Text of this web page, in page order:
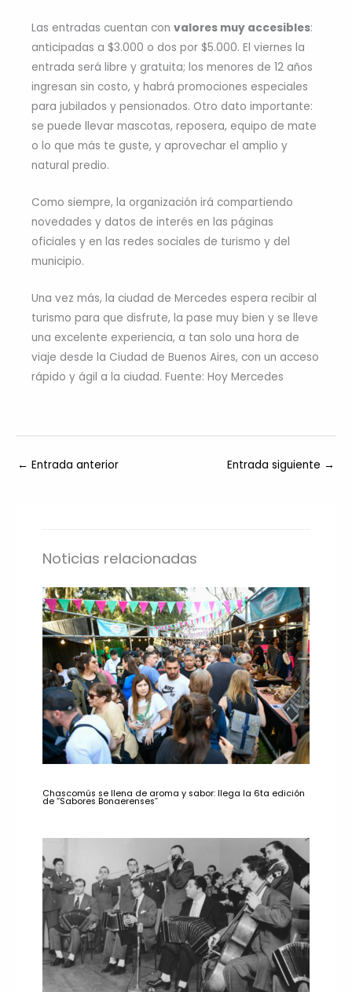
Las entradas cuentan con valores muy accesibles:
anticipadas a $3.000 o dos por $5.000. El viernes la
entrada será libre y gratuita; los menores de 12 años
ingresan sin costo, y habrá promociones especiales
para jubilados y pensionados. Otro dato importante:
se puede llevar mascotas, reposera, equipo de mate
o lo que más te guste, y aprovechar el amplio y
natural predio.
Como siempre, la organización irá compartiendo
novedades y datos de interés en las páginas
oficiales y en las redes sociales de turismo y del
municipio.
Una vez más, la ciudad de Mercedes espera recibir al
turismo para que disfrute, la pase muy bien y se lleve
una excelente experiencia, a tan solo una hora de
viaje desde la Ciudad de Buenos Aires, con un acceso
rápido y ágil a la ciudad. Fuente: Hoy Mercedes
← Entrada anterior Entrada siguiente →
Noticias relacionadas
Chascomús se llena de aroma y sabor: llega la 6ta edición
de “Sabores Bonaerenses”